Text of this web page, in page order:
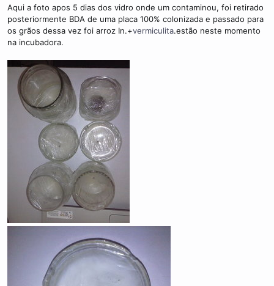
Aqui a foto apos 5 dias dos vidro onde um contaminou, foi retirado
posteriormente BDA de uma placa 100% colonizada e passado para
os grãos dessa vez foi arroz In.+vermiculita.estão neste momento
na incubadora.